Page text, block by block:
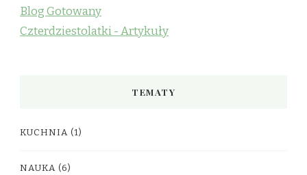
Blog Gotowany
Czterdziestolatki - Artykuły
TEMATY
KUCHNIA (1)
NAUKA (6)